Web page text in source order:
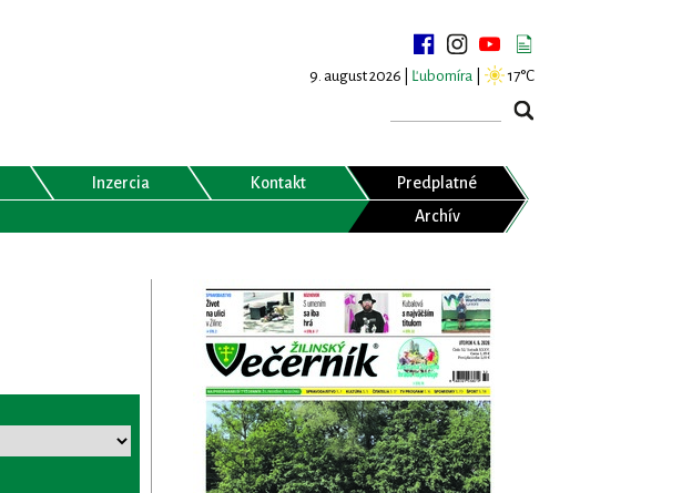
9. august 2026 | Ľubomíra 17°C
Inzercia Kontakt
Predplatné
Archív